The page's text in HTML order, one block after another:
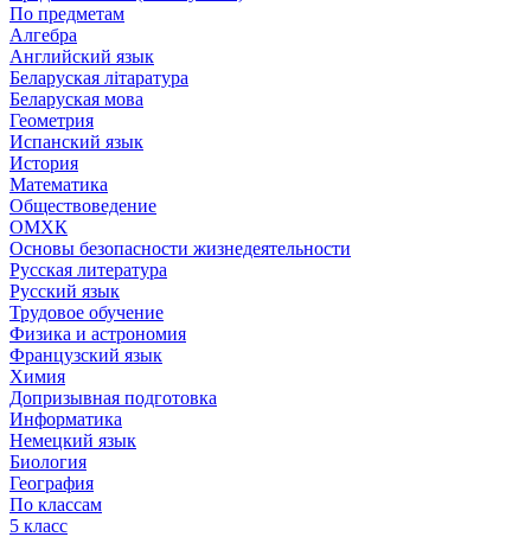
По предметам
Алгебра
Английский язык
Беларуская літаратура
Беларуская мова
Геометрия
Испанский язык
История
Математика
Обществоведение
ОМХК
Основы безопасности жизнедеятельности
Русская литература
Русский язык
Трудовое обучение
Физика и астрономия
Французский язык
Химия
Допризывная подготовка
Информатика
Немецкий язык
Биология
География
По классам
5 класс